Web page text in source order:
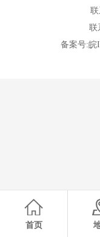
联
联
备案号:皖
首页